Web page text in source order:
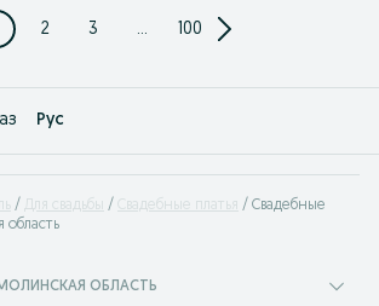
2 3 ... 100
Рус
Для свадьбы Свадебные платья
Свадебные
область
ОБЛАСТЬ